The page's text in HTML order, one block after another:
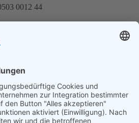
0012 44
werden